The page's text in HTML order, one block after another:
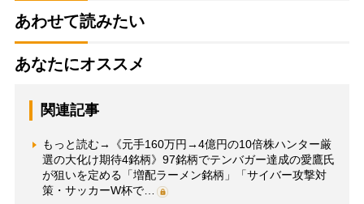
あわせて読みたい
あなたにオススメ
関連記事
もっと読む→《元手160万円→4億円の10倍株ハンター厳
選の大化け期待4銘柄》97銘柄でテンバガー達成の愛鷹氏
が狙いを定める「増配ラーメン銘柄」「サイバー攻撃対
策・サッカーW杯で…